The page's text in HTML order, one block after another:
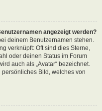
angezeigt werden?
deinem Benutzernamen stehen.
verknüpft: Oft sind dies Sterne,
oder deinen Status im Forum
auch als „Avatar“ bezeichnet.
Bild, welches von